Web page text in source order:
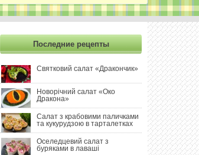
КРАБОВИМИ ПАЛИЧКАМИ В
ВЕЧІР»
БУРЯКА ТА МОРКВИ
ПЕЧЕНИМ ГАРБУЗОМ
2024»
Последние рецепты
Святковий салат «Дракончик»
Новорічний салат «Око
Дракона»
Салат з крабовими паличками
та кукурудзою в тарталетках
Оселедцевий салат з
буряками в лаваші